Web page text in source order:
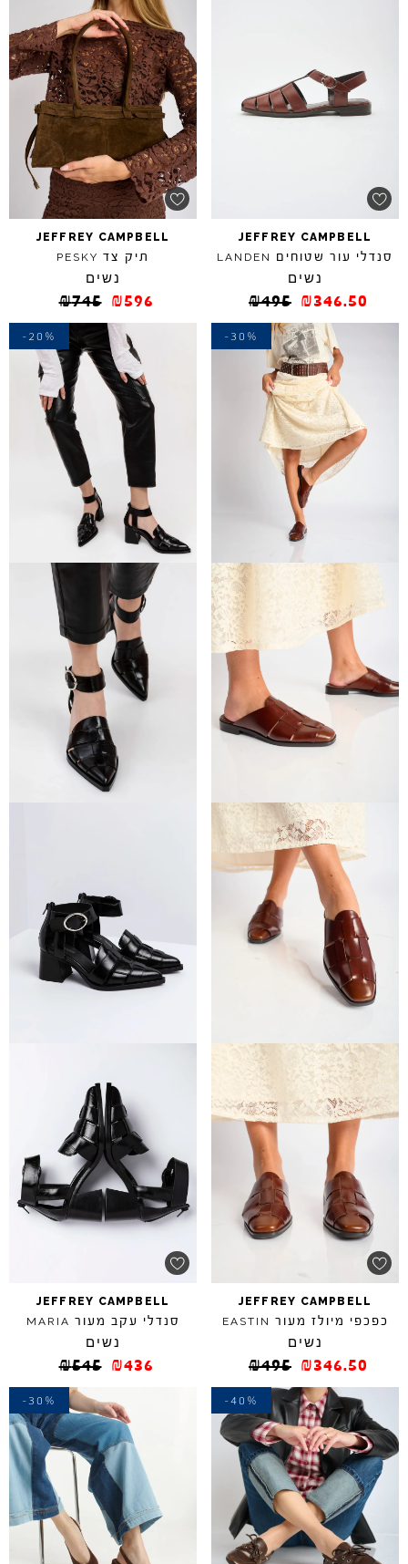
JEFFREY CAMPBELL
סנדלי עור שטוחים LANDEN
נשים
₪495 ₪346.50
JEFFREY CAMPBELL
תיק צד PESKY
נשים
₪745 ₪596
-30%
JEFFREY CAMPBELL
כפכפי מיולז מעור EASTIN
נשים
₪495 ₪346.50
-20%
JEFFREY CAMPBELL
סנדלי עקב מעור MARIA
נשים
₪545 ₪436
-40%
-30%